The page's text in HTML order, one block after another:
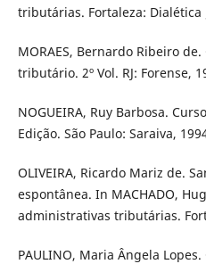
tributárias. Fortaleza: Dialética
MORAES, Bernardo Ribeiro
tributário. 2º Vol. RJ: Forense,
NOGUEIRA, Ruy Barbosa.
Edição. São Paulo: Saraiva,
OLIVEIRA, Ricardo Mariz de.
espontânea. In MACHADO,
administrativas tributárias.
PAULINO, Maria Ângela